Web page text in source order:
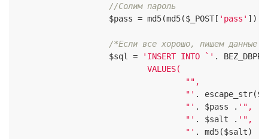
//Солим пароль
                    $pass = md5(md5($_POST[
'pass'
/*Если все хорошо, пишем данные
                    $sql =
'INSERT INTO `' .
                            VALUES(
                                    "",
                                    "'
.
                                    "'
. $pass . '",
                                    "'
. $salt . '",
                                    "'
. md5($salt) .